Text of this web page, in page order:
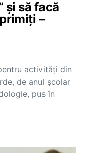
și să facă
–
activități din
de anul școlar
pus în